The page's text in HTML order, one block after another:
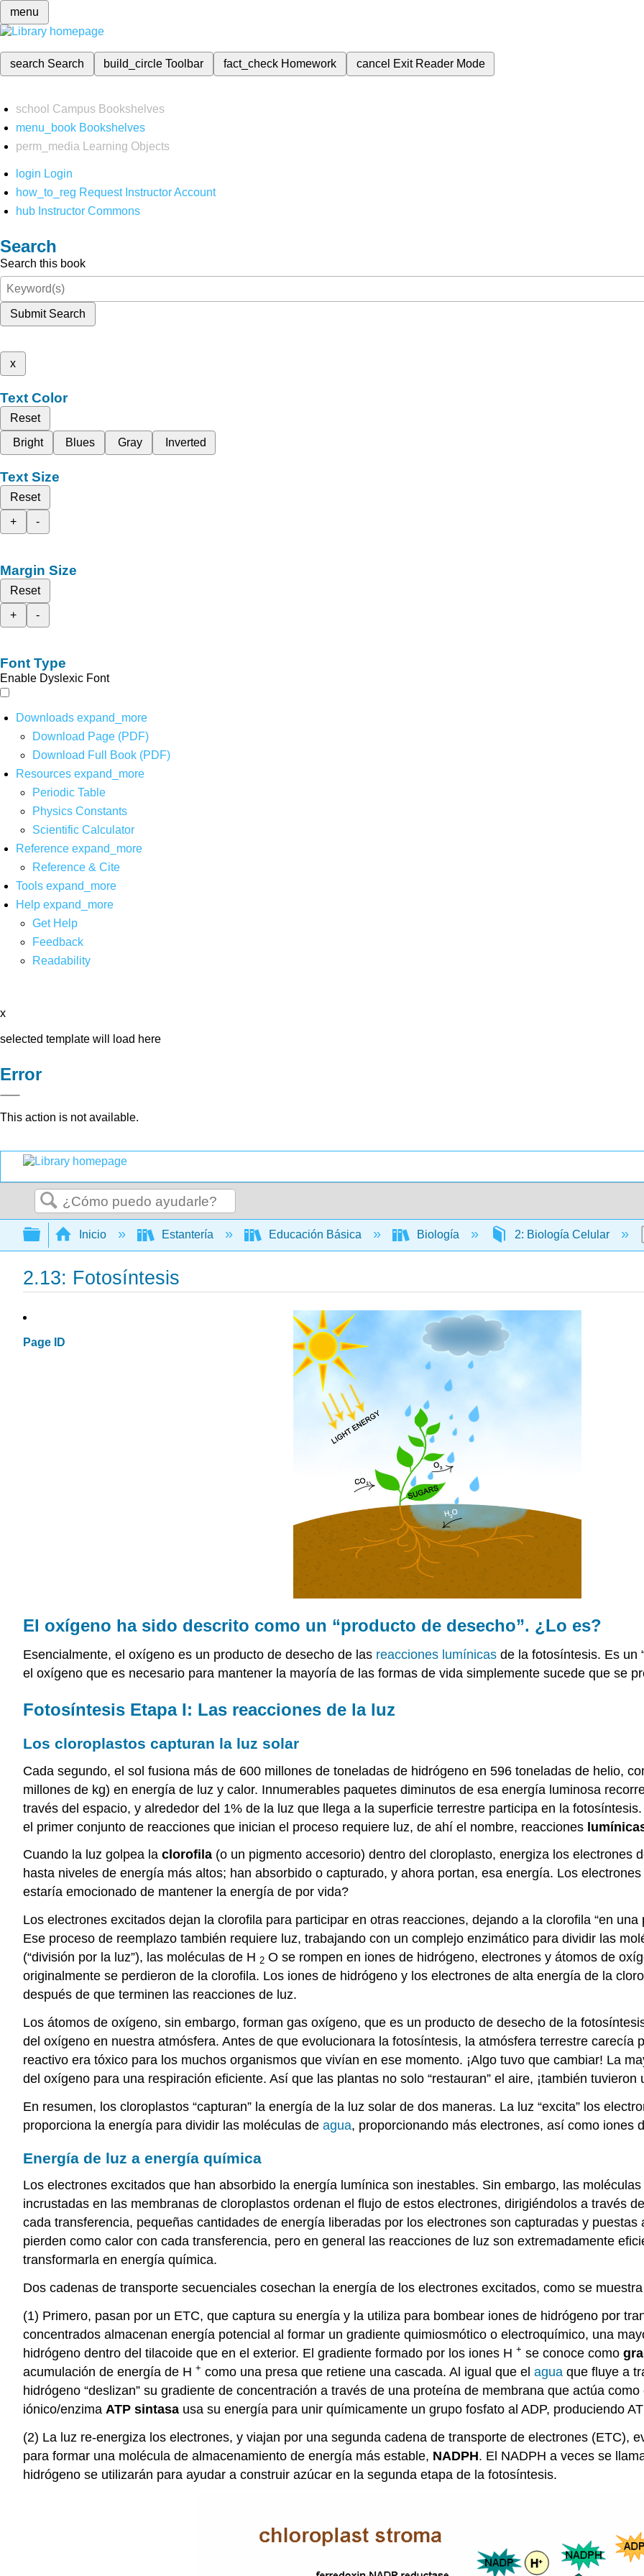
menu
search Search build_circleToolbar fact_check Homework cancel Exit Reader Mode
school Campus Bookshelves
menu_book Bookshelves
perm_media
Learning Objects
login Login
how_to_reg Request Instructor Account
hub Instructor Commons
Search
Search this book
Submit Search
x
Text Color
Reset
Bright
Blues Gray Inverted
Text Size
Reset
+
-
Margin Size
Reset
+
-
Font Type
Enable Dyslexic Font
Downloads expand_more
Download Page (PDF)
Download Full Book (PDF)
Resources expand_more
Periodic Table
Physics Constants
Scientific Calculator
Reference expand_more
Reference & Cite
Tools expand_more
Help expand_more
Get Help
Feedback
Readability
x
selected template will load here
Error
This action is not available.
Buscar
Expandir/contraer jerarquía global
Inicio Estantería Educación Básica Biología 2: Biología Celular
2.13: Fotosíntesis
Page ID
El oxígeno ha sido descrito como un “producto de desecho”. ¿Lo es?
Esencialmente, el oxígeno es un producto de desecho de las reacciones lumínicas de la fotosíntesis. Es un
el oxígeno que es necesario para mantener la mayoría de las formas de vida simplemente sucede que se
Fotosíntesis Etapa I: Las reacciones de la luz
Los cloroplastos capturan la luz solar
Cada segundo, el sol fusiona más de 600 millones de toneladas de hidrógeno en 596 toneladas de helio,
millones de kg) en energía de luz y calor. Innumerables paquetes diminutos de esa energía luminosa
través del espacio, y alrededor del 1% de la luz que llega a la superficie terrestre participa en la
el primer conjunto de reacciones que inician el proceso requiere luz, de ahí el nombre, reacciones
Cuando la luz golpea la clorofila (o un pigmento accesorio) dentro del cloroplasto, energiza los electrones
hasta niveles de energía más altos; han absorbido o capturado, y ahora portan, esa energía. Los
estaría emocionado de mantener la energía de por vida?
Los electrones excitados dejan la clorofila para participar en otras reacciones, dejando a la clorofila “en
Ese proceso de reemplazo también requiere luz, trabajando con un complejo enzimático para dividir las
(“división por la luz”), las moléculas de H 2 O se rompen en iones de hidrógeno, electrones y átomos de
originalmente se perdieron de la clorofila. Los iones de hidrógeno y los electrones de alta energía de la
después de que terminen las reacciones de luz.
Los átomos de oxígeno, sin embargo, forman gas oxígeno, que es un producto de desecho de la
del oxígeno en nuestra atmósfera. Antes de que evolucionara la fotosíntesis, la atmósfera terrestre carecía
reactivo era tóxico para los muchos organismos que vivían en ese momento. ¡Algo tuvo que cambiar! La
del oxígeno para una respiración eficiente. Así que las plantas no solo “restauran” el aire, ¡también
En resumen, los cloroplastos “capturan” la energía de la luz solar de dos maneras. La luz “excita” los
proporciona la energía para dividir las moléculas de agua, proporcionando más electrones, así como iones
Energía de luz a energía química
Los electrones excitados que han absorbido la energía lumínica son inestables. Sin embargo, las moléculas
incrustadas en las membranas de cloroplastos ordenan el flujo de estos electrones, dirigiéndolos a través de
cada transferencia, pequeñas cantidades de energía liberadas por los electrones son capturadas y
pierden como calor con cada transferencia, pero en general las reacciones de luz son extremadamente
transformarla en energía química.
Dos cadenas de transporte secuenciales cosechan la energía de los electrones excitados, como se
(1) Primero, pasan por un ETC, que captura su energía y la utiliza para bombear iones de hidrógeno por
concentrados almacenan energía potencial al formar un gradiente quimiosmótico o electroquímico, una
hidrógeno dentro del tilacoide que en el exterior. El gradiente formado por los iones H + se conoce como
acumulación de energía de H + como una presa que retiene una cascada. Al igual que el agua que fluye a
hidrógeno “deslizan” su gradiente de concentración a través de una proteína de membrana que actúa
iónico/enzima ATP sintasa usa su energía para unir químicamente un grupo fosfato al ADP, produciendo
(2) La luz re-energiza los electrones, y viajan por una segunda cadena de transporte de electrones (ETC),
para formar una molécula de almacenamiento de energía más estable, NADPH. El NADPH a veces se
hidrógeno se utilizarán para ayudar a construir azúcar en la segunda etapa de la fotosíntesis.